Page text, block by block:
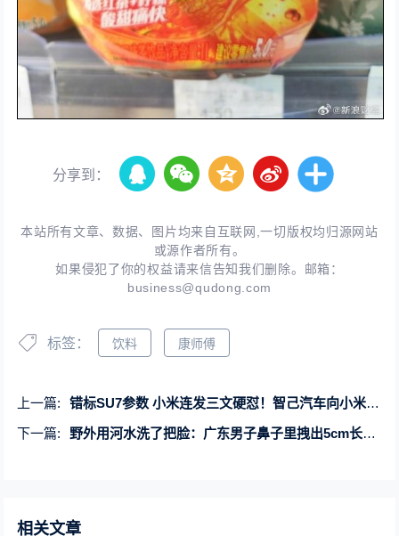
分享到：
本站所有文章、数据、图片均来自互联网,一切版权均归源网站
或源作者所有。
如果侵犯了你的权益请来信告知我们删除。邮箱：
business@qudong.com
标签： 饮料 康师傅
上一篇:
错标SU7参数 小米连发三文硬怼！智己汽车向小米汽车致歉：专家称错误低级
下一篇:
野外用河水洗了把脸：广东男子鼻子里拽出5cm长水蛭！
相关文章